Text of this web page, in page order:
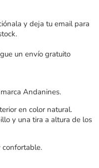
y deja tu email para
un envío gratuito
Andanines.
en color natural.
y una tira a altura de los
confortable.